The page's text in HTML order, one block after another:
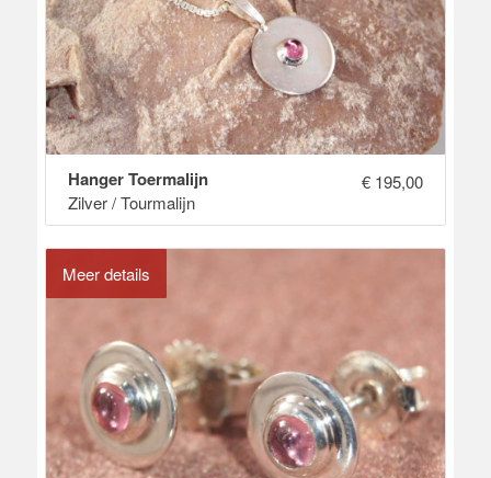
Hanger Toermalijn
Zilver / Tourmalijn
€195,00
Meer details